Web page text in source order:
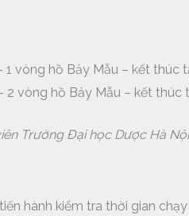
vòng hồ Bảy Mẫu – kết thúc
vòng hồ Bảy Mẫu – kết
Trường Đại học Dược Hà Nội
hành kiểm tra thời gian